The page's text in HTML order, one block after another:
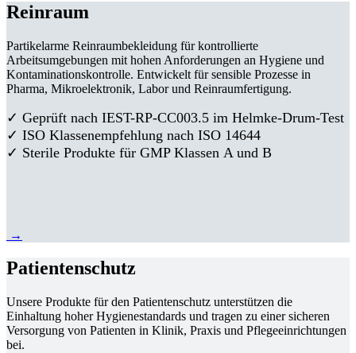
Reinraum
Partikelarme Reinraumbekleidung für kontrollierte
Arbeitsumgebungen mit hohen Anforderungen an Hygiene und
Kontaminationskontrolle. Entwickelt für sensible Prozesse in
Pharma, Mikroelektronik, Labor und Reinraumfertigung.
✓ Geprüft nach IEST-RP-CC003.5 im Helmke-Drum-Test
✓ ISO Klassenempfehlung nach ISO 14644
✓ Sterile Produkte für GMP Klassen A und B
→
Patientenschutz
Unsere Produkte für den Patientenschutz unterstützen die
Einhaltung hoher Hygienestandards und tragen zu einer sicheren
Versorgung von Patienten in Klinik, Praxis und Pflegeeinrichtungen
bei.